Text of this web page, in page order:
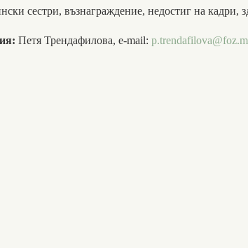
сестри, възнаграждение, недостиг на
Петя Трендафилова, e-mail: